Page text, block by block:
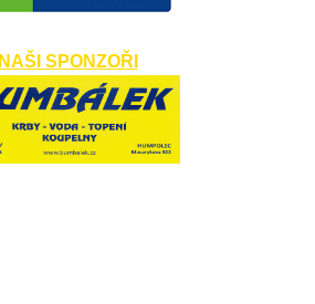
NAŠI SPONZOŘI